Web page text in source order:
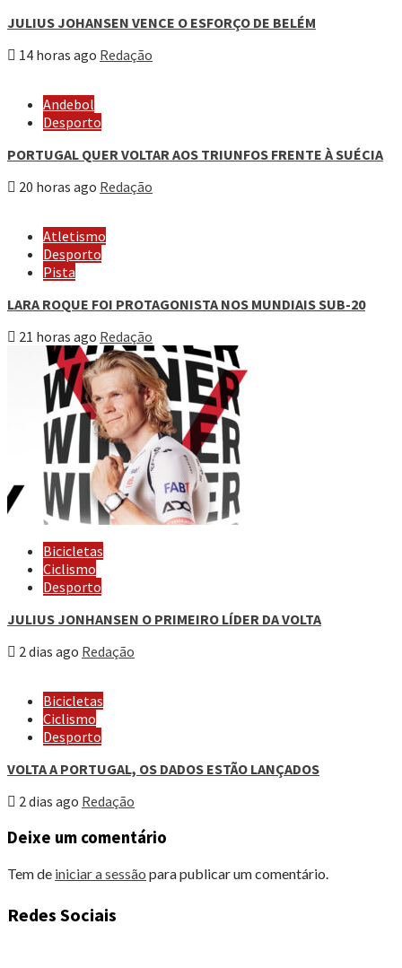
JULIUS JOHANSEN VENCE O ESFORÇO DE BELÉM
14 horas ago Redação
Andebol
Desporto
PORTUGAL QUER VOLTAR AOS TRIUNFOS FRENTE À SUÉCIA
20 horas ago Redação
Atletismo
Desporto
Pista
LARA ROQUE FOI PROTAGONISTA NOS MUNDIAIS SUB-20
21 horas ago Redação
Bicicletas
Ciclismo
Desporto
JULIUS JONHANSEN O PRIMEIRO LÍDER DA VOLTA
2 dias ago Redação
Bicicletas
Ciclismo
Desporto
VOLTA A PORTUGAL, OS DADOS ESTÃO LANÇADOS
2 dias ago Redação
Deixe um comentário
Tem de iniciar a sessão para publicar um comentário.
Redes Sociais